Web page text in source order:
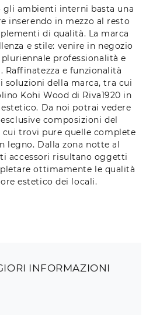
ambienti interni basta una
inserendo in mezzo al resto
di qualità. La marca
e stile: venire in negozio
professionalità e
Raffinatezza e funzionalità
della marca, tra cui
Kohi Wood di Riva1920 in
Da noi potrai vedere
composizioni del
trovi pure quelle complete
legno. Dalla zona notte al
accessori risultano oggetti
ottimamente le qualità
estetico dei locali.
INFORMAZIONI